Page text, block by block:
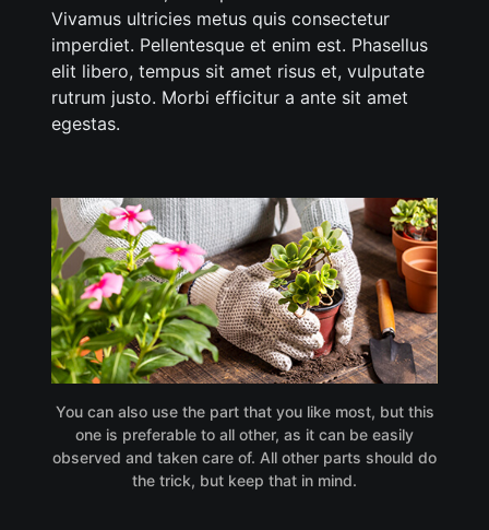
Vivamus ultricies metus quis consectetur
imperdiet. Pellentesque et enim est. Phasellus
elit libero, tempus sit amet risus et, vulputate
rutrum justo. Morbi efficitur a ante sit amet
egestas.
You can also use the part that you like most, but this
one is preferable to all other, as it can be easily
observed and taken care of. All other parts should do
the trick, but keep that in mind.